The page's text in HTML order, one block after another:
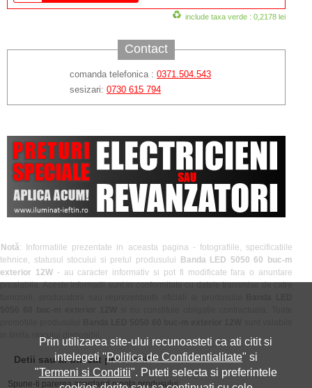
include taxa verde : 0,2178 lei
Contact
comanda telefonica : 0371.504.543
sesizari: 0730 615 794
Notă: Informatiile prezentate in aceasta pagina - fotografiile, specificatiile
tehnice, statusul stocului si pretul produsului
Banda LED 5050 60 buc-m
exterior 12W- au caracter informativ si pot fi modificate fara o anuntare
prealabila. Aceste informatii sunt in conformitate cu datele transmise de catre
in limita stocului disponibil.
Detii sau ai utilizat produsul?
Spune-ti parerea acordand o nota produsului:
Prin utilizarea site-ului recunoasteti ca ati citit si
intelegeti "Politica de Confidentialitate" si
"Termeni si Conditii". Puteti selecta si preferintele